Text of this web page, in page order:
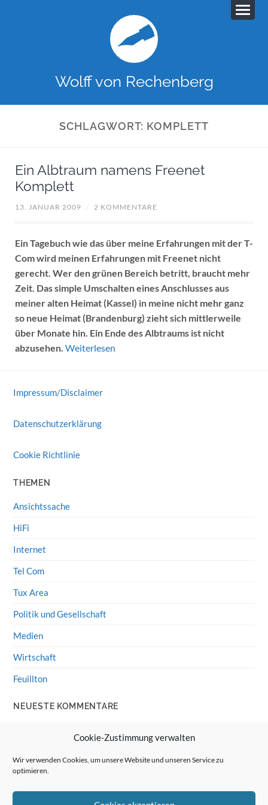
Cookie-Zustimmung verwalten
Wir verwenden Cookies, um unsere Website und unseren Service zu
optimieren.
Wolff von Rechenberg
SCHLAGWORT: KOMPLETT
Ein Albtraum namens Freenet
Komplett
13. JANUAR 2009 / 2 KOMMENTARE
Ein Tagebuch wie das über meine Erfahrungen mit der T-
Com wird meinen Erfahrungen mit Freenet nicht
gerecht. Wer den grünen Bereich betritt, braucht mehr
Zeit. Das simple Umschalten eines Anschlusses aus
meiner alten Heimat (Kassel) in meine nicht mehr ganz
so neue Heimat (Brandenburg) zieht sich mittlerweile
über Monate hin. Ein Ende des Albtraums ist nicht
abzusehen. Weiterlesen
Impressum/Disclaimer
Datenschutzerklärung
Cookie Richtlinie
THEMEN
Ansichtssache
HiFi
Internet
Tel Com
Tux Area
Politik und Gesellschaft
Medien
Wirtschaft
Feuillton
NEUESTE KOMMENTARE
Wolff von Rechenberg